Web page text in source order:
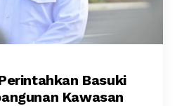
Basuki
Kawasan